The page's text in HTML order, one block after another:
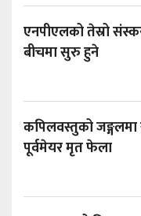
एनपीएलको तेस्रो
बीचमा सुरु हुने
कपिलवस्तुको जङ्गलमा
पूर्वमेयर मृत फेला